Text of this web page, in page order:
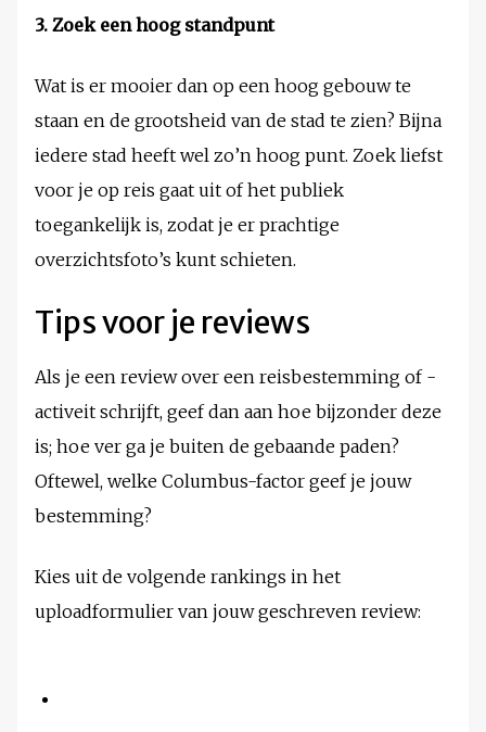
3. Zoek een hoog standpunt
Wat is er mooier dan op een hoog gebouw te
staan en de grootsheid van de stad te zien? Bijna
iedere stad heeft wel zo’n hoog punt. Zoek liefst
voor je op reis gaat uit of het publiek
toegankelijk is, zodat je er prachtige
overzichtsfoto’s kunt schieten.
Tips voor je reviews
Als je een review over een reisbestemming of -
activeit schrijft, geef dan aan hoe bijzonder deze
is; hoe ver ga je buiten de gebaande paden?
Oftewel, welke Columbus-factor geef je jouw
bestemming?
Kies uit de volgende rankings in het
uploadformulier van jouw geschreven review: